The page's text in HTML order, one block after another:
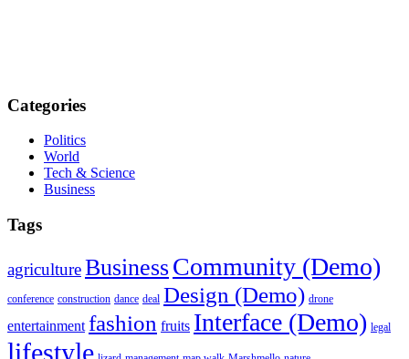
Categories
Politics
World
Tech & Science
Business
Tags
agricultureBusinessCommunity (Demo)
conference construction dance deal Design (Demo) drone
entertainment fashion fruits Interface (Demo) legal
lifestyle